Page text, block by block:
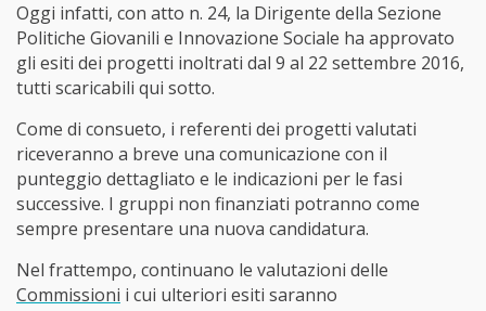
Oggi infatti, con atto n. 24, la Dirigente della Sezione
Politiche Giovanili e Innovazione Sociale ha approvato
gli esiti dei progetti inoltrati dal 9 al 22 settembre 2016,
tutti scaricabili qui sotto.
Come di consueto, i referenti dei progetti valutati
riceveranno a breve una comunicazione con il
punteggio dettagliato e le indicazioni per le fasi
successive. I gruppi non finanziati potranno come
sempre presentare una nuova candidatura.
Nel frattempo, continuano le valutazioni delle
Commissioni i cui ulteriori esiti saranno